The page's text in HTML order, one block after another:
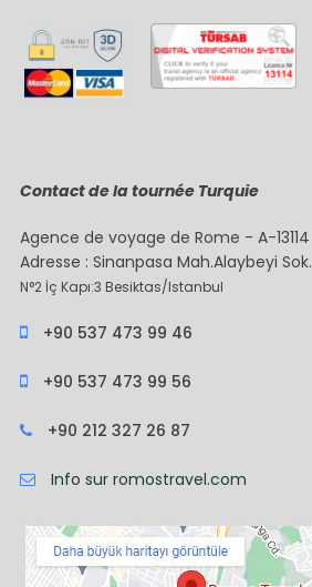
Contact de la tournée Turquie
Agence de voyage de Rome - A-13114
Adresse : Sinanpasa Mah.Alaybeyi Sok.
N°2 İç Kapı:3 Besiktas/Istanbul
+90 537 473 99 46
+90 537 473 99 56
+90 212 327 26 87
Info sur romostravel.com